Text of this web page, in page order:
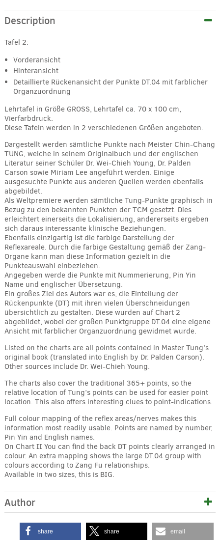
Description
Tafel 2:
Vorderansicht
Hinteransicht
Detaillierte Rückenansicht der Punkte DT.04 mit farblicher
Organzuordnung
Lehrtafel in Größe GROSS, Lehrtafel ca. 70 x 100 cm,
Vierfarbdruck.
Diese Tafeln werden in 2 verschiedenen Größen angeboten.
Dargestellt werden sämtliche Punkte nach Meister Chin-Chang
TUNG, welche in seinem Originalbuch und der englischen
Literatur seiner Schüler Dr. Wei-Chieh Young, Dr. Palden
Carson sowie Miriam Lee angeführt werden. Einige
ausgesuchte Punkte aus anderen Quellen werden ebenfalls
abgebildet.
Als Weltpremiere werden sämtliche Tung-Punkte graphisch in
Bezug zu den bekannten Punkten der TCM gesetzt. Dies
erleichtert einerseits die Lokalisierung, andererseits ergeben
sich daraus interessante klinische Beziehungen.
Ebenfalls einzigartig ist die farbige Darstellung der
Reflexareale. Durch die farbige Gestaltung gemäß der Zang-
Organe kann man diese Information gezielt in die
Punkteauswahl einbeziehen.
Angegeben werde die Punkte mit Nummerierung, Pin Yin
Name und englischer Übersetzung.
Ein großes Ziel des Autors war es, die Einteilung der
Rückenpunkte (DT) mit ihren vielen Überschneidungen
übersichtlich zu gestalten. Diese wurden auf Chart 2
abgebildet, wobei der großen Punktgruppe DT.04 eine eigene
Ansicht mit farblicher Organzuordnung gewidmet wurde.
Listed on the charts are all points contained in Master Tung’s
original book (translated into English by Dr. Palden Carson).
Other sources include Dr. Wei-Chieh Young.
The charts also cover the traditional 365+ points, so the
relative location of Tung’s points can be used for easier point
location. This also offers interesting clues to point-indications.
Full colour mapping of the reflex areas/nerves makes this
information most readily usable. Points are named by number,
Pin Yin and English names.
On Chart II You can find the back DT points clearly arranged in
colour. An extra mapping shows the large DT.04 group with
colours according to Zang Fu relationships.
Available in two sizes, this is BIG.
Author
share share email